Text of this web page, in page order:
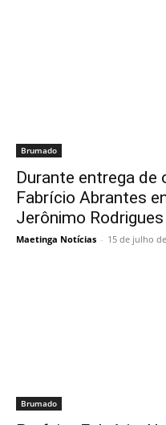
Brumado
Durante entrega de
Fabrício Abrantes
Jerônimo
Maetinga Notícias - 15 de julho
Brumado